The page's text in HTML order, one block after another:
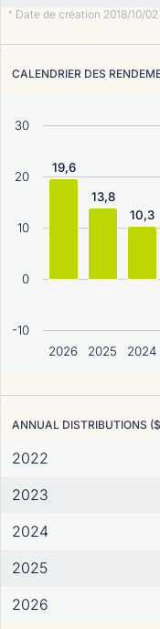
* Date de création 2018/10/02
CALENDRIER DES
2026 2025 2024
-10
0
10
20
30
19,6
13,8
10,3
ANNUAL DISTRIBUTIONS
2022
2023
2024
2025
2026